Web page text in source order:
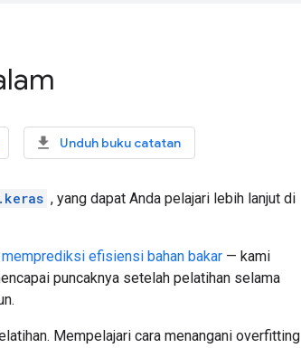
Unduh buku catatan
, yang dapat Anda pelajari lebih lanjut di
memprediksi efisiensi bahan bakar — kami
puncaknya setelah pelatihan selama
Mempelajari cara menangani overfitting